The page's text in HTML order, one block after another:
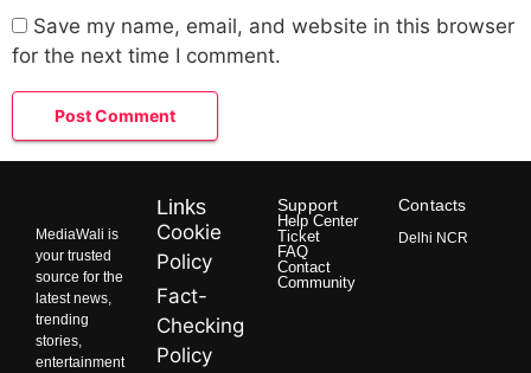
Save my name, email, and website in this browser
for the next time I comment.
MediaWali is
your trusted
source for the
latest news,
trending
stories,
entertainment
Links
Cookie
Policy
Fact-
Checking
Policy
Support
Help Center
Ticket
FAQ
Contact
Community
Contacts
Delhi NCR